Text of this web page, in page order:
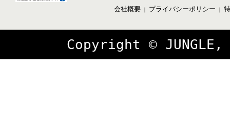
会社概要｜ プライバシーポリシー ｜
Copyright ©